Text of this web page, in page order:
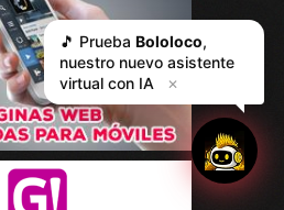
🎵 PruebaBololoco,
nuestro nuevo asistente
virtual con IA
✕